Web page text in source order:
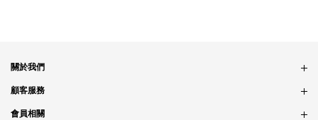
關於我們
品牌故事
銷售據點
顧客服務
訂單問題
會員相關